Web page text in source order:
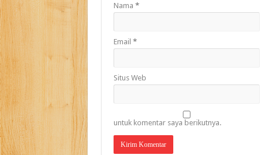
Nama *
Email *
Situs Web
untuk komentar saya berikutnya.